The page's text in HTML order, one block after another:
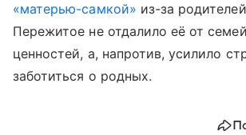
«матерью-самкой» из-за
Пережитое не отдалило её от
ценностей, а, напротив, усилило
заботиться о родных.